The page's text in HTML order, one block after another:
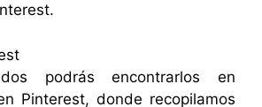
podrás encontrarlos en
Pinterest, donde recopilamos